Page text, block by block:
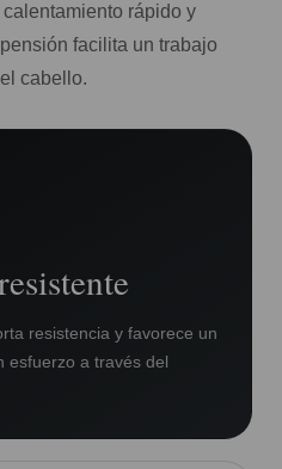
calentamiento rápido y
facilita un trabajo
cabello.
resistencia y favorece un
esfuerzo a través del